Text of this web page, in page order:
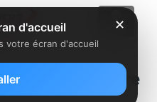
Panic en octobre
✕
d'accueil
votre écran d'accueil